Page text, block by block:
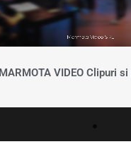
MARMOTA VIDEO Clipuri